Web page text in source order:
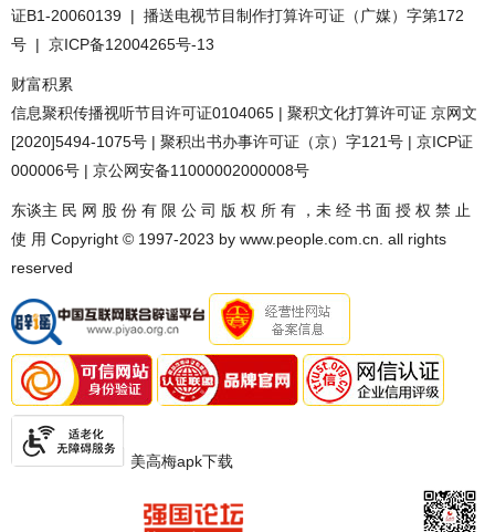
证B1-20060139 | 播送电视节目制作打算许可证（广媒）字第172
号 | 京ICP备12004265号-13
财富积累
信息聚积传播视听节目许可证0104065 | 聚积文化打算许可证 京网文
[2020]5494-1075号 | 聚积出书办事许可证（京）字121号 | 京ICP证
000006号 | 京公网安备11000002000008号
东谈主 民 网 股 份 有 限 公 司 版 权 所 有 ，未 经 书 面 授 权 禁 止
使 用 Copyright © 1997-2023 by www.people.com.cn. all rights
reserved
美高梅apk下载